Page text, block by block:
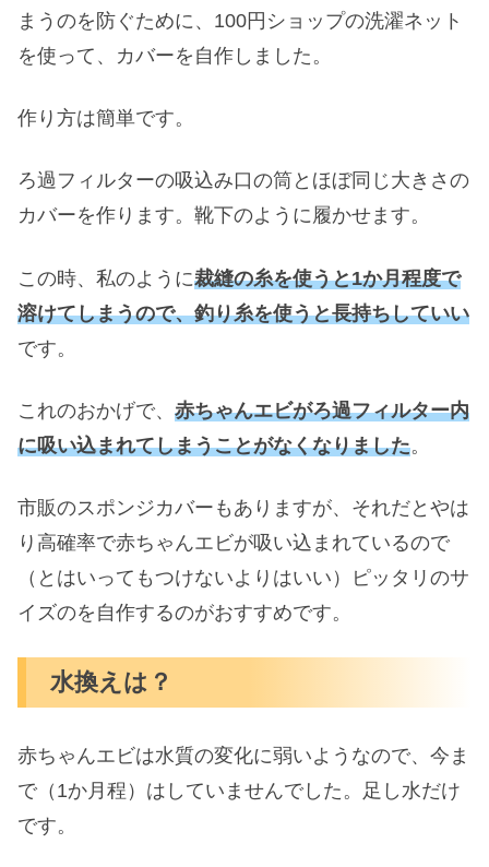
まうのを防ぐために、100円ショップの洗濯ネット
を使って、カバーを自作しました。
作り方は簡単です。
ろ過フィルターの吸込み口の筒とほぼ同じ大きさの
カバーを作ります。靴下のように履かせます。
この時、私のように裁縫の糸を使うと1か月程度で
溶けてしまうので、釣り糸を使うと長持ちしていい
です。
これのおかげで、 赤ちゃんエビがろ過フィルター内
に吸い込まれてしまうことがなくなりました。
市販のスポンジカバーもありますが、それだとやは
り高確率で赤ちゃんエビが吸い込まれているので
（とはいってもつけないよりはいい）ピッタリのサ
イズのを自作するのがおすすめです。
水換えは？
赤ちゃんエビは水質の変化に弱いようなので、今ま
で（1か月程）はしていませんでした。足し水だけ
です。